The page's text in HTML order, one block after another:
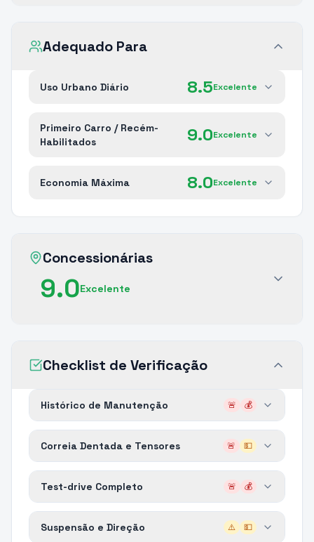
Adequado Para
Uso Urbano Diário 8.5Excelente
Primeiro Carro / Recém-
Habilitados
9.0Excelente
Economia Máxima 8.0Excelente
Concessionárias
9.0Excelente
Checklist de Verificação
Histórico de Manutenção 🚨 💰
Correia Dentada e Tensores 🚨 💵
Test-drive Completo 🚨 💰
Suspensão e Direção ⚠️ 💵